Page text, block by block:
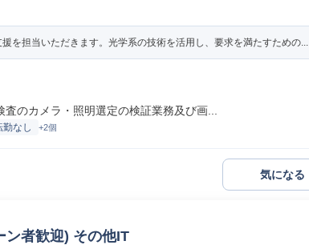
を担当いただきます。光学系の技術を活用し、要求を満たすための...
のカメラ・照明選定の検証業務及び画...
勤なし +2個
気になる
ン者歓迎) その他IT